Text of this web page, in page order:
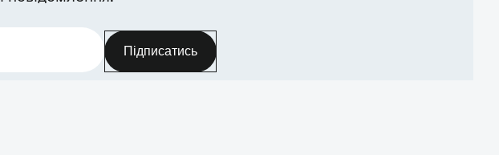
Підписатись